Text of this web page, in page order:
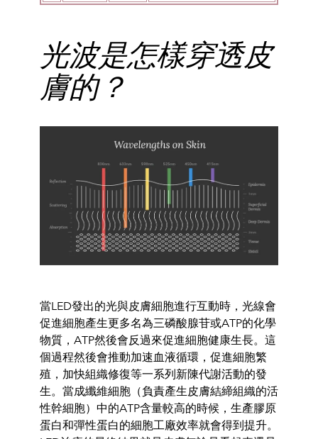
光波是怎樣穿透皮
膚的？
當LED發出的光與皮膚細胞進行互動時， 光線會
促進細胞產生更多名為三磷酸腺苷或ATP的化學
物質， ATP然後會反過來促進細胞健康生長。 這
個過程然後會推動加速血液循環，促進細胞繁
殖 ， 加快組織修復等一系列新陳代謝活動的發
生。當成纖維細胞（負責產生皮膚結締組織的活
性幹細胞）中的ATP含量較高的時候， 生產膠原
蛋白和彈性蛋白的細胞工廠效率就會得到提升。